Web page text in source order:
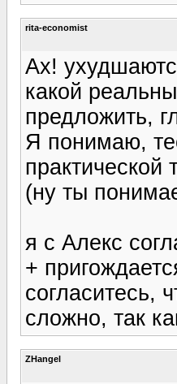
rita-economist
Ах!
какой
предложить,
Я понимаю,
практической
(ну ты
я с Алекс
+
согласитесь,
сложно, так
ZHangel